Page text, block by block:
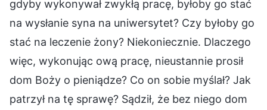
gdyby wykonywał zwykłą pracę, byłoby go stać
na wysłanie syna na uniwersytet? Czy byłoby go
stać na leczenie żony? Niekoniecznie. Dlaczego
więc, wykonując ową pracę, nieustannie prosił
dom Boży o pieniądze? Co on sobie myślał? Jak
patrzył na tę sprawę? Sądził, że bez niego dom